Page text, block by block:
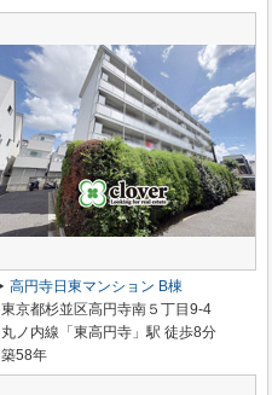
高円寺日東マンション B棟
東京都杉並区高円寺南５丁目9-4
丸ノ内線「東高円寺」駅 徒歩8分
築58年